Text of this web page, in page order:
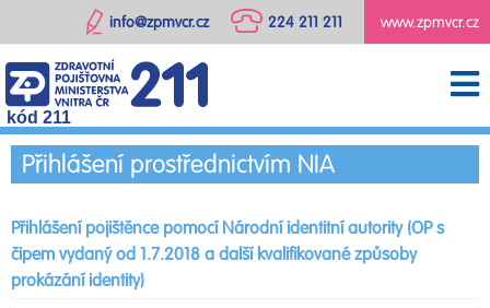
www.zpmvcr.cz
224 211 211
info@zpmvcr.cz
kód 211
Přihlášení prostřednictvím NIA
Přihlášení pojištěnce pomocí Národní identitní autority (OP s
čipem vydaný od 1.7.2018 a další kvalifikované způsoby
prokázání identity)